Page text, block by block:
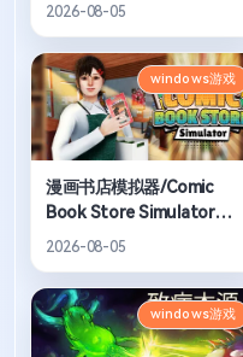
2026-08-05
windows游戏
漫画书店模拟器/Comic
Book Store Simulator
Build.24253805 免安装中文
2026-08-05
windows游戏